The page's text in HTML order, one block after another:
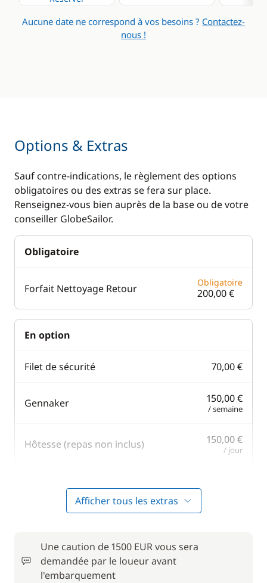
Aucune date ne correspond à vos besoins ? Contactez-
nous !
Options & Extras
Sauf contre-indications, le règlement des options
obligatoires ou des extras se fera sur place.
Renseignez-vous bien auprès de la base ou de votre
conseiller GlobeSailor.
Obligatoire
Forfait Nettoyage Retour Obligatoire
200,00 €
En option
Filet de sécurité 70,00 €
Gennaker 150,00 €
/ semaine
Hôtesse (repas non inclus) 150,00 €
/ jour
Moteur Hors Bord
Paddle
Afficher tous les extras
Une caution de 1500 EUR vous sera
demandée par le loueur avant
l'embarquement